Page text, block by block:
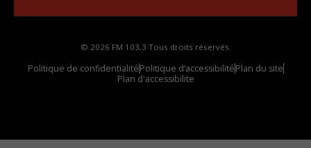
© 2026 FM 103,3 Tous droits réservés.
Politique de confidentialitéPolitique d’accessibilitéPlan du site
Plan d'accessibilite